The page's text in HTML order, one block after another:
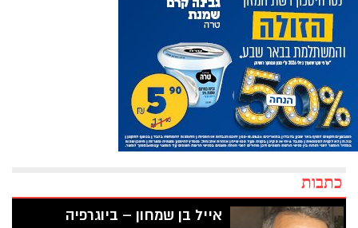
כתבות
אייל בן שמחון – ביוגרפיה